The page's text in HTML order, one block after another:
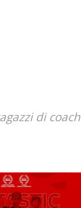
di coach